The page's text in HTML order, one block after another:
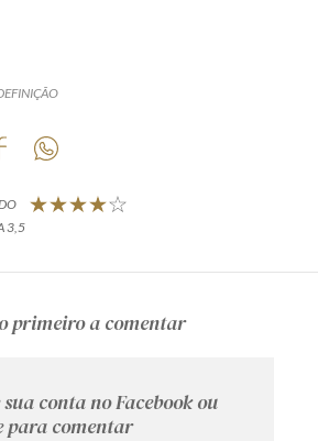
3,5
primeiro a comentar
conta no Facebook ou
para comentar